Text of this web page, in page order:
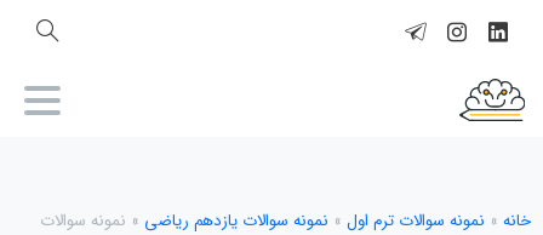
خانه » نمونه سوالات ترم اول » نمونه سوالات یازدهم ریاضی » نمونه سوالات